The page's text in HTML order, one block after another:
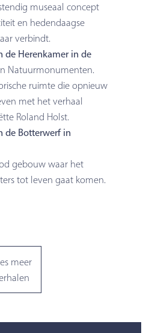
museaal concept
en hedendaagse
verbindt.
de Herenkamer in de
Natuurmonumenten.
ruimte die opnieuw
met het verhaal
Roland Holst.
de Botterwerf in
gebouw waar het
tot leven gaat komen.
meer